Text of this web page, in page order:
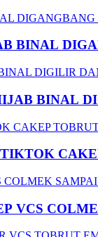
BINAL
BINAL
VCS